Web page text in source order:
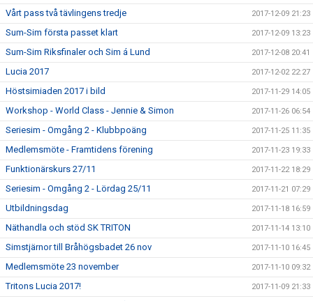
Vårt pass två tävlingens tredje 2017-12-09 21:23
Sum-Sim första passet klart 2017-12-09 13:23
Sum-Sim Riksfinaler och Sim á Lund 2017-12-08 20:41
Lucia 2017 2017-12-02 22:27
Höstsimiaden 2017 i bild 2017-11-29 14:05
Workshop - World Class - Jennie & Simon 2017-11-26 06:54
Seriesim - Omgång 2 - Klubbpoäng 2017-11-25 11:35
Medlemsmöte - Framtidens förening 2017-11-23 19:33
Funktionärskurs 27/11 2017-11-22 18:29
Seriesim - Omgång 2 - Lördag 25/11 2017-11-21 07:29
Utbildningsdag 2017-11-18 16:59
Näthandla och stöd SK TRITON 2017-11-14 13:10
Simstjärnor till Bråhögsbadet 26 nov 2017-11-10 16:45
Medlemsmöte 23 november 2017-11-10 09:32
Tritons Lucia 2017! 2017-11-09 21:33